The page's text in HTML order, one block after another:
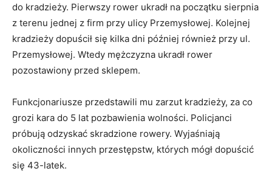
do kradzieży. Pierwszy rower ukradł na początku sierpnia
z terenu jednej z firm przy ulicy Przemysłowej. Kolejnej
kradzieży dopuścił się kilka dni później również przy ul.
Przemysłowej. Wtedy mężczyzna ukradł rower
pozostawiony przed sklepem.
Funkcjonariusze przedstawili mu zarzut kradzieży, za co
grozi kara do 5 lat pozbawienia wolności. Policjanci
próbują odzyskać skradzione rowery. Wyjaśniają
okoliczności innych przestępstw, których mógł dopuścić
się 43-latek.